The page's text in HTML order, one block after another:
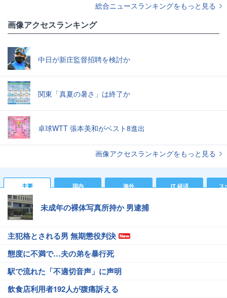
総合ニュースランキングをもっと見る
画像アクセスランキング
中日が新庄監督招聘を検討か
関東「真夏の暑さ」は終了か
卓球WTT 張本美和がベスト8進出
画像アクセスランキングをもっと見る
主要 国内 海外 IT 経済 ス
未成年の裸体写真所持か 男逮捕
主犯格とされる男 無期懲役判決
態度に不満で…夫の弟を暴行死
駅で流れた「不適切音声」に声明
飲食店利用者192人が腹痛訴える